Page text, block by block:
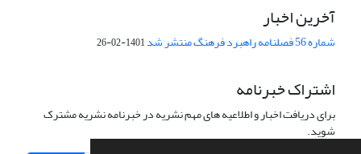
آخرین اخبار
شماره 56 فصلنامه راهبرد فرهنگ منتشر شد 1401-02-26
اشتراک خبرنامه
برای دریافت اخبار و اطلاعیه های مهم نشریه در خبرنامه نشریه مشترک
شوید.